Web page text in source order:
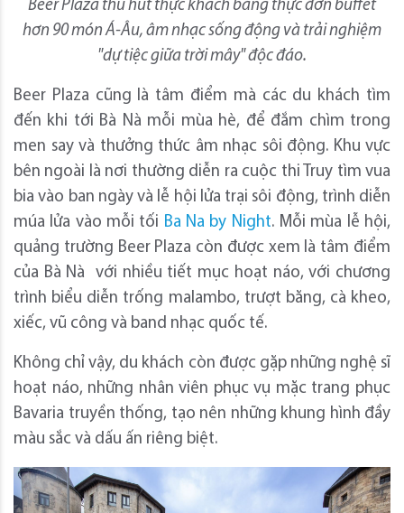
Beer Plaza thu hút thực khách bằng thực đơn buffet
hơn 90 món Á-Âu, âm nhạc sống động và trải nghiệm
"dự tiệc giữa trời mây" độc đáo.
Beer Plaza cũng là tâm điểm mà các du khách tìm
đến khi tới Bà Nà mỗi mùa hè, để đắm chìm trong
men say và thưởng thức âm nhạc sôi động. Khu vực
bên ngoài là nơi thường diễn ra cuộc thi Truy tìm vua
bia vào ban ngày và lễ hội lửa trại sôi động, trình diễn
múa lửa vào mỗi tối Ba Na by Night. Mỗi mùa lễ hội,
quảng trường Beer Plaza còn được xem là tâm điểm
của Bà Nà với nhiều tiết mục hoạt náo, với chương
trình biểu diễn trống malambo, trượt băng, cà kheo,
xiếc, vũ công và band nhạc quốc tế.
Không chỉ vậy, du khách còn được gặp những nghệ sĩ
hoạt náo, những nhân viên phục vụ mặc trang phục
Bavaria truyền thống, tạo nên những khung hình đầy
màu sắc và dấu ấn riêng biệt.